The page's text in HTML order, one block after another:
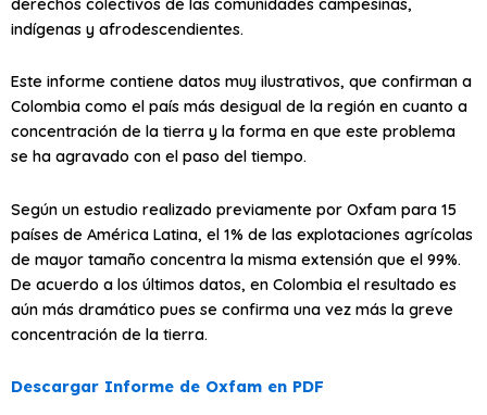
indígenas y afrodescendientes.
Este informe contiene datos muy ilustrativos, que confirman a
Colombia como el país más desigual de la región en cuanto a
concentración de la tierra y la forma en que este problema
se ha agravado con el paso del tiempo.
Según un estudio realizado previamente por Oxfam para 15
países de América Latina, el 1% de las explotaciones agrícolas
de mayor tamaño concentra la misma extensión que el 99%.
De acuerdo a los últimos datos, en Colombia el resultado es
aún más dramático pues se confirma una vez más la greve
concentración de la tierra.
Descargar Informe de Oxfam en PDF